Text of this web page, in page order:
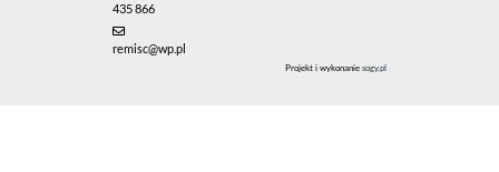
435 866
remisc@wp.pl
Projekt i wykonanie sogy.pl